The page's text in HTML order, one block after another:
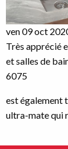
ven 09 oct
Très apprécié
et salles de
6075
est également
ultra-mate qui